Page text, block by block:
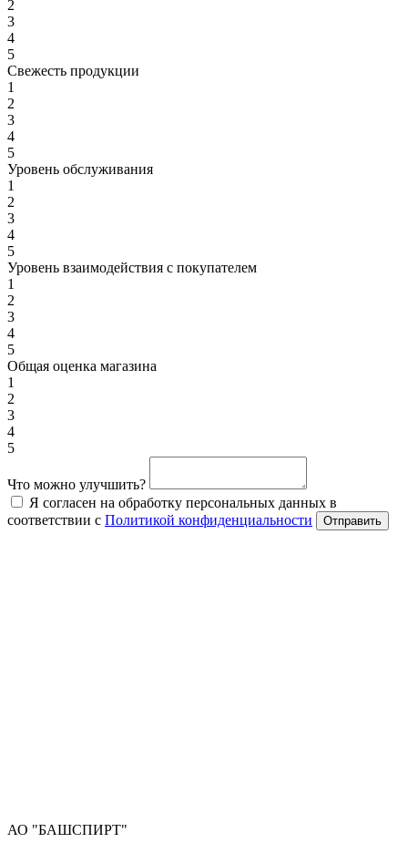
2
3
4
5
Свежесть продукции
1
2
3
4
5
Уровень обслуживания
1
2
3
4
5
Уровень взаимодействия с покупателем
1
2
3
4
5
Общая оценка магазина
1
2
3
4
5
Что можно улучшить?
Я согласен на обработку персональных данных в
соответствии с Политикой конфиденциальности Отправить
АО "БАШСПИРТ"